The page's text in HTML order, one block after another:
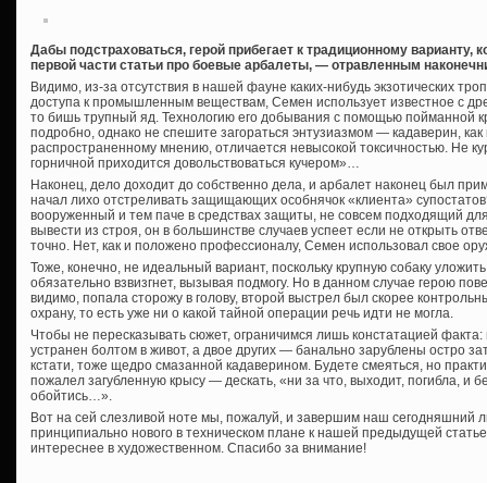
Дабы подстраховаться, герой прибегает к традиционному варианту,
первой части статьи про боевые арбалеты, — отравленным
Видимо, из-за отсутствия в нашей фауне каких-нибудь экзотических
доступа к промышленным веществам, Семен использует известное с
то бишь трупный яд. Технологию его добывания с помощью пойманной
подробно, однако не спешите загораться энтузиазмом — кадаверин,
распространенному мнению, отличается невысокой токсичностью. Не
горничной приходится довольствоваться кучером»…
Наконец, дело доходит до собственно дела, и арбалет наконец был
начал лихо отстреливать защищающих особнячок «клиента»
вооруженный и тем паче в средствах защиты, не совсем подходящий
вывести из строя, он в большинстве случаев успеет если не открыть
точно. Нет, как и положено профессионалу, Семен использовал свое
Тоже, конечно, не идеальный вариант, поскольку крупную собаку
обязательно взвизгнет, вызывая подмогу. Но в данном случае герою
видимо, попала сторожу в голову, второй выстрел был скорее
охрану, то есть уже ни о какой тайной операции речь идти не могла.
Чтобы не пересказывать сюжет, ограничимся лишь констатацией
устранен болтом в живот, а двое других — банально зарублены остро
кстати, тоже щедро смазанной кадаверином. Будете смеяться, но
пожалел загубленную крысу — дескать, «ни за что, выходит, погибла, и
обойтись…».
Вот на сей слезливой ноте мы, пожалуй, и завершим наш сегодняшний
принципиально нового в техническом плане к нашей предыдущей
интереснее в художественном. Спасибо за внимание!